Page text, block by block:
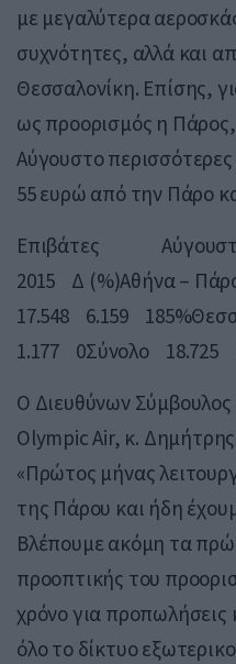
με μεγαλύτερα
συχνότητες, αλλά και
Θεσσαλονίκη. Επίσης,
ως προορισμός η
Αύγουστο
55 ευρώ από την Πάρο
Επιβάτες
2015 Δ (%)Αθήνα –
17.548 6.159
1.177 0Σύνολο 18.725
Ο Διευθύνων Σύμβουλος
Olympic Air, κ.
«Πρώτος μήνας
της Πάρου και ήδη
Βλέπουμε ακόμη τα
προοπτικής του
χρόνο για προπωλήσεις
όλο το δίκτυο